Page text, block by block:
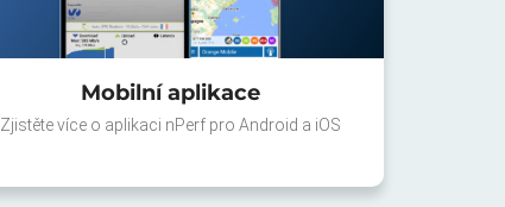
Mobilní aplikace
Zjistěte více o aplikaci nPerf pro Android a iOS